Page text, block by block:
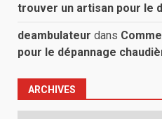
trouver un artisan pour le
deambulateur dans
pour le dépannage
ARCHIVES